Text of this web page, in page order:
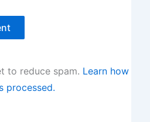
to reduce spam. Learn how
processed.